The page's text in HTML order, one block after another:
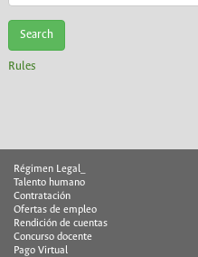
Rules
Régimen Legal_
Talento humano
Contratación
Ofertas de empleo
Rendición de cuentas
Concurso docente
Pago Virtual